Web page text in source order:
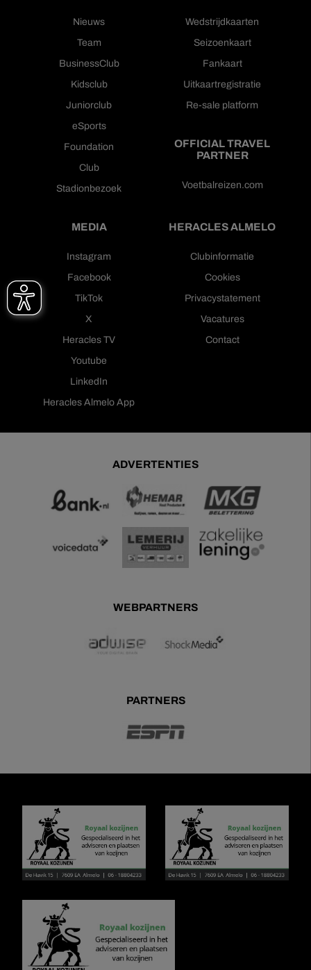
Nieuws
Team
BusinessClub
Kidsclub
Juniorclub
eSports
Foundation
Club
Stadionbezoek
Wedstrijdkaarten
Seizoenkaart
Fankaart
Uitkaartregistratie
Re-sale platform
OFFICIAL TRAVEL
PARTNER
Voetbalreizen.com
MEDIA
Instagram
Facebook
TikTok
X
Heracles TV
Youtube
LinkedIn
Heracles Almelo App
HERACLES ALMELO
Clubinformatie
Cookies
Privacystatement
Vacatures
Contact
ADVERTENTIES
WEBPARTNERS
PARTNERS